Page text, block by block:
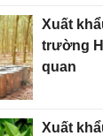
Xuất
trường
quan
Xuất